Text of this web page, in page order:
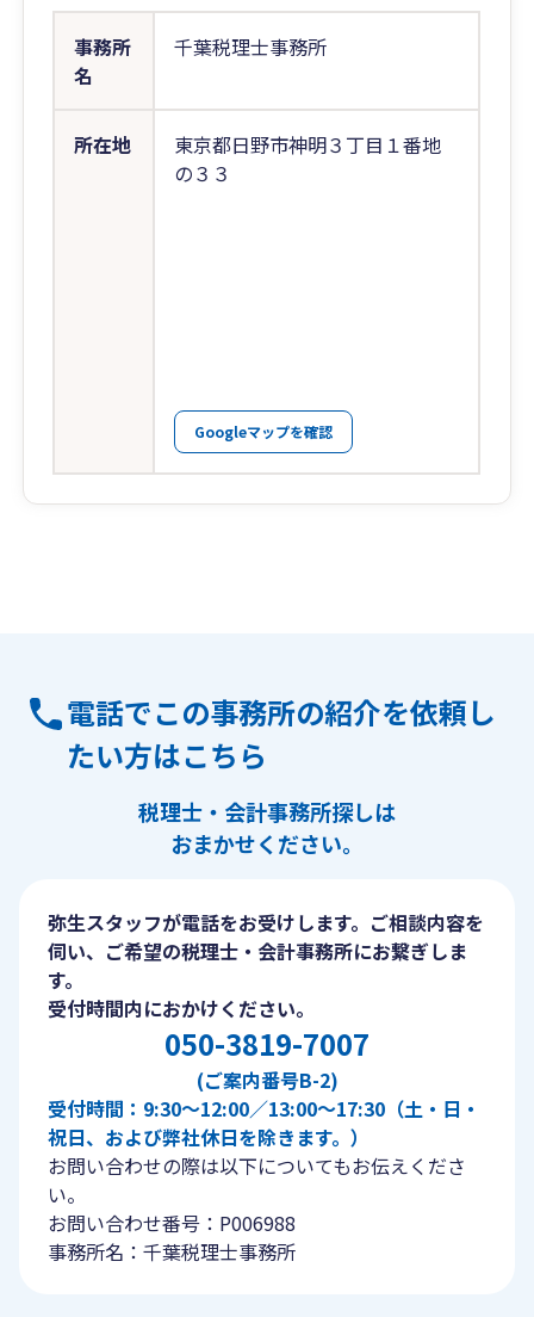
事務所
名
千葉税理士事務所
所在地
東京都日野市神明３丁目１番地
の３３
Googleマップを確認
電話でこの事務所の紹介を依頼し
たい方はこちら
税理士・会計事務所探しは
おまかせください。
弥生スタッフが電話をお受けします。ご相談内容を
伺い、ご希望の税理士・会計事務所にお繋ぎしま
す。
受付時間内におかけください。
050-3819-7007
(ご案内番号B-2)
受付時間：9:30〜12:00／13:00〜17:30（土・日・
祝日、および弊社休日を除きます。）
お問い合わせの際は以下についてもお伝えくださ
い。
お問い合わせ番号：P006988
事務所名：千葉税理士事務所